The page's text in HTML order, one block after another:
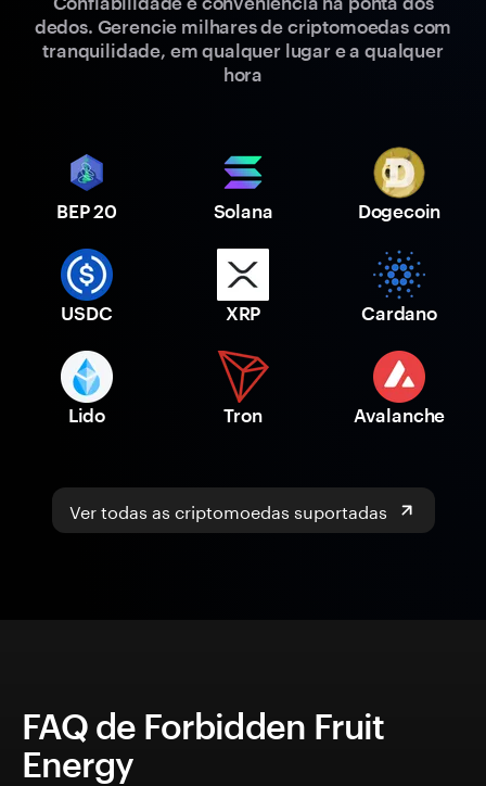
dedos. Gerencie milhares de criptomoedas com
tranquilidade, em qualquer lugar e a qualquer
hora
BEP 20 Solana Dogecoin
USDC XRP Cardano
Lido Tron Avalanche
Ver todas as criptomoedas suportadas
FAQ de Forbidden Fruit
Energy